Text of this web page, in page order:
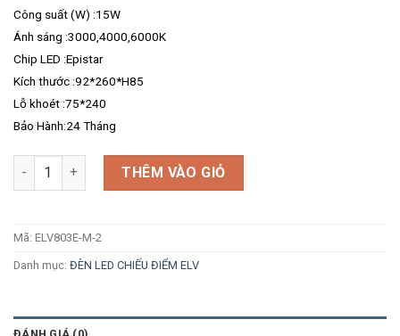
Công suất (W) :15W
Ánh sáng :3000,4000,6000K
Chip LED :Epistar
Kích thước :92*260*H85
Lỗ khoét :75*240
Bảo Hành:24 Tháng
Số lượng THÊM VÀO GIỎ
Mã: ELV803E-M-2
Danh mục: ĐÈN LED CHIẾU ĐIỂM ELV